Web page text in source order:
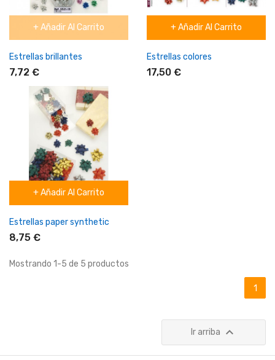
+ Añadir Al Carrito
Estrellas brillantes
7,72 €
+ Añadir Al Carrito
Estrellas colores
17,50 €
+ Añadir Al Carrito
Estrellas paper synthetic
8,75 €
Mostrando 1-5 de 5 productos
1
Ir arriba 